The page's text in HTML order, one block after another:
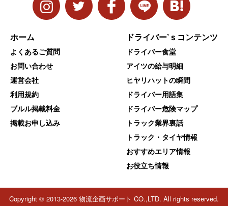
ホーム
よくあるご質問
お問い合わせ
運営会社
利用規約
ブルル掲載料金
掲載お申し込み
ドライバー’ｓコンテンツ
ドライバー食堂
アイツの給与明細
ヒヤリハットの瞬間
ドライバー用語集
ドライバー危険マップ
トラック業界裏話
トラック・タイヤ情報
おすすめエリア情報
お役立ち情報
Copyright © 2013-2026 物流企画サポート CO.,LTD. All rights reserved.